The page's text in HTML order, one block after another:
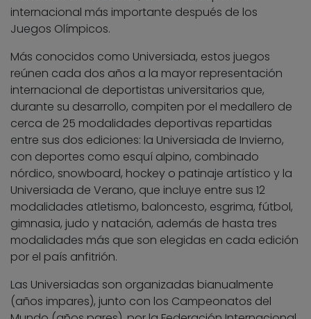
internacional más importante después de los
Juegos Olímpicos.
Más conocidos como Universiada, estos juegos
reúnen cada dos años a la mayor representación
internacional de deportistas universitarios que,
durante su desarrollo, compiten por el medallero de
cerca de 25 modalidades deportivas repartidas
entre sus dos ediciones: la Universiada de Invierno,
con deportes como esquí alpino, combinado
nórdico, snowboard, hockey o patinaje artístico y la
Universiada de Verano, que incluye entre sus 12
modalidades atletismo, baloncesto, esgrima, fútbol,
gimnasia, judo y natación, además de hasta tres
modalidades más que son elegidas en cada edición
por el país anfitrión.
Las Universiadas son organizadas bianualmente
(años impares), junto con los Campeonatos del